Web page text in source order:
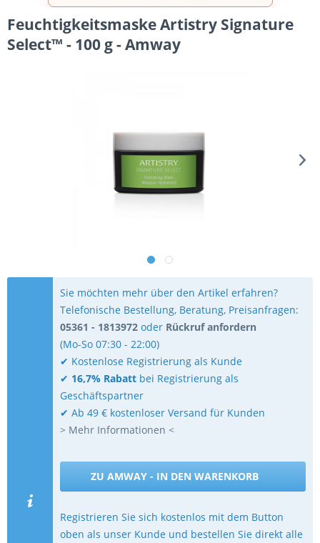
Feuchtigkeitsmaske Artistry Signature
Select™ - 100 g - Amway
Sie möchten mehr über den Artikel erfahren?
Telefonische Bestellung, Beratung, Preisanfragen:
05361 - 1813972 oder Rückruf anfordern
(Mo-So 07:30 - 22:00)
✔ Kostenlose Registrierung als Kunde
✔ 16,7% Rabatt bei Registrierung als
Geschäftspartner
✔ Ab 49 € kostenloser Versand für Kunden
> Mehr Informationen <
ZU AMWAY - IN DEN WARENKORB
Registrieren Sie sich kostenlos mit dem Button
oben als unser Kunde und bestellen Sie direkt alle